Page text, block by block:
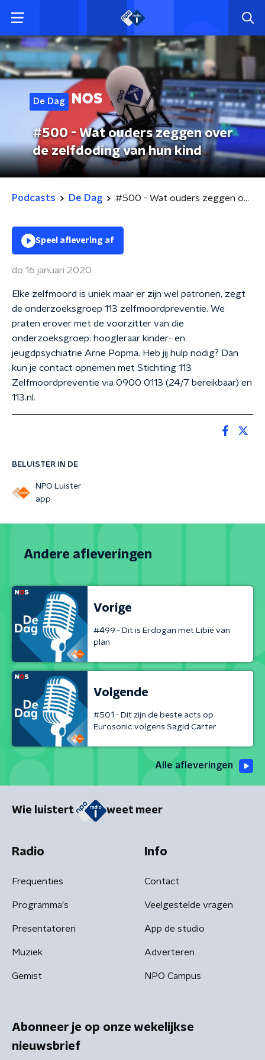
De Dag
#500 - Wat ouders zeggen over
de zelfdoding van hun kind
Podcasts De Dag #500 - Wat ouders zeggen over de zelfdoding van hun kind
BELUISTER IN DE
NPO Luister
app
Speel aflevering af
do 16 januari 2020
Elke zelfmoord is uniek maar er zijn wel patronen, zegt
de onderzoeksgroep 113 zelfmoordpreventie. We
praten erover met de voorzitter van die
onderzoeksgroep: hoogleraar kinder- en
jeugdpsychiatrie Arne Popma. Heb jij hulp nodig? Dan
kun je contact opnemen met Stichting 113
Zelfmoordpreventie via 0900 0113 (24/7 bereikbaar) en
113.nl.
Andere afleveringen
Vorige
#499 - Dit is Erdogan met Libië van
plan
Volgende
#501 - Dit zijn de beste acts op
Eurosonic volgens Sagid Carter
Alle afleveringen
Wie luistert weet meer
Radio
Frequenties
Programma's
Presentatoren
Muziek
Gemist
Info
Contact
Veelgestelde vragen
App de studio
Adverteren
NPO Campus
Abonneer je op onze wekelijkse
nieuwsbrief